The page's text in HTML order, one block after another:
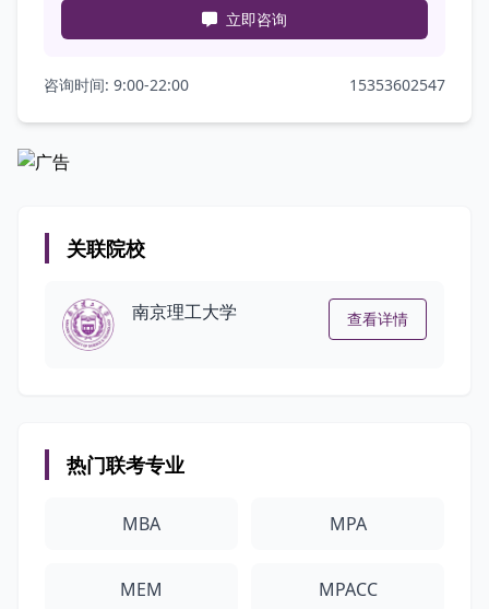
立即咨询
咨询时间: 9:00-22:00 15353602547
关联院校
南京理工大学 查看详情
热门联考专业
MBA MPA
MEM MPACC